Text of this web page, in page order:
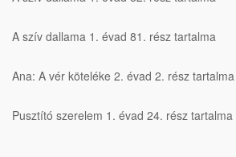
A szív dallama 1. évad 81. rész tartalma
Ana: A vér köteléke 2. évad 2. rész tartalma
Pusztító szerelem 1. évad 24. rész tartalma